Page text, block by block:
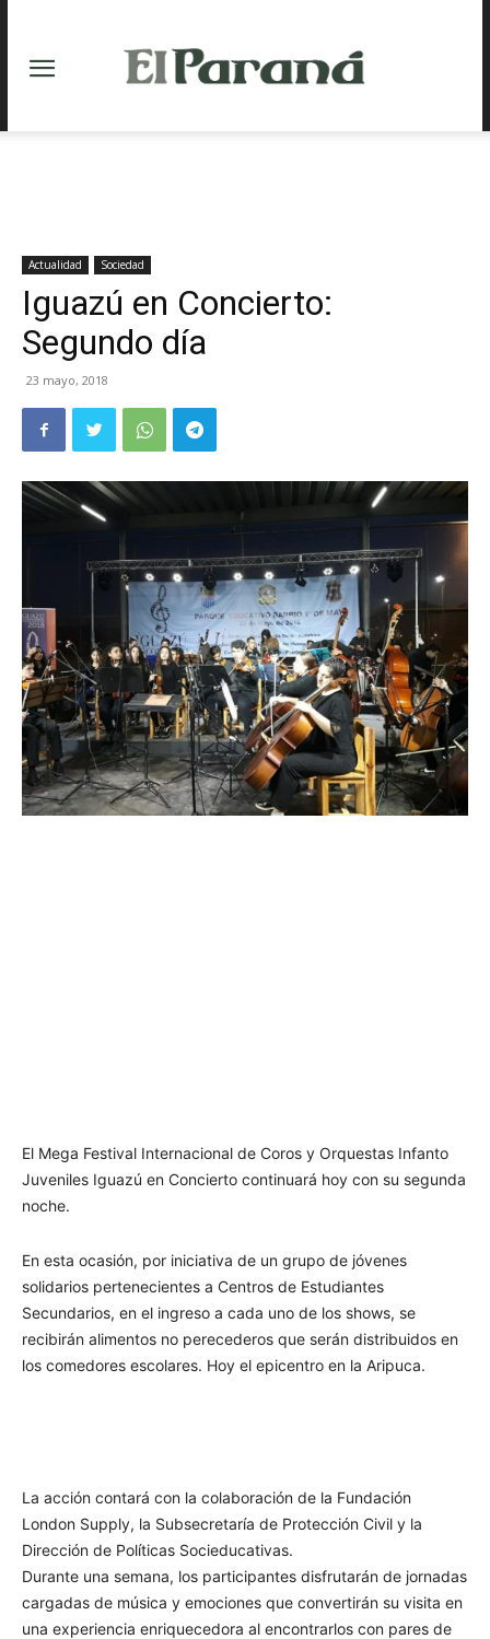
Actualidad Sociedad
Iguazú en Concierto:
Segundo día
23 mayo, 2018
El Mega Festival Internacional de Coros y Orquestas Infanto
Juveniles Iguazú en Concierto continuará hoy con su segunda
noche.
En esta ocasión, por iniciativa de un grupo de jóvenes
solidarios pertenecientes a Centros de Estudiantes
Secundarios, en el ingreso a cada uno de los shows, se
recibirán alimentos no perecederos que serán distribuidos en
los comedores escolares. Hoy el epicentro en la Aripuca.
La acción contará con la colaboración de la Fundación
London Supply, la Subsecretaría de Protección Civil y la
Dirección de Políticas Socieducativas.
Durante una semana, los participantes disfrutarán de jornadas
cargadas de música y emociones que convertirán su visita en
una experiencia enriquecedora al encontrarlos con pares de